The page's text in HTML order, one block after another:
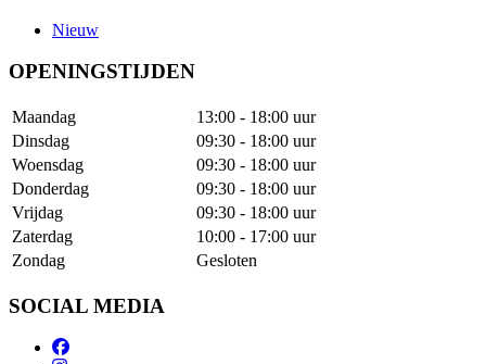
Nieuw
OPENINGSTIJDEN
Maandag
13:00 - 18:00 uur
Dinsdag
09:30 - 18:00 uur
Woensdag
09:30 - 18:00 uur
Donderdag
09:30 - 18:00 uur
Vrijdag
09:30 - 18:00 uur
Zaterdag
10:00 - 17:00 uur
Zondag
Gesloten
SOCIAL MEDIA